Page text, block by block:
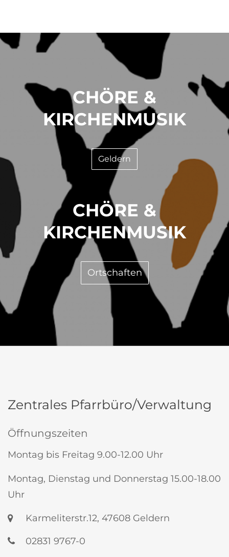
CHÖRE &
KIRCHENMUSIK
Geldern
CHÖRE &
KIRCHENMUSIK
Ortschaften
Zentrales Pfarrbüro/Verwaltung
Öffnungszeiten
Montag bis Freitag 9.00-12.00 Uhr
Montag, Dienstag und Donnerstag 15.00-18.00
Uhr
Karmeliterstr.12, 47608 Geldern
02831 9767-0